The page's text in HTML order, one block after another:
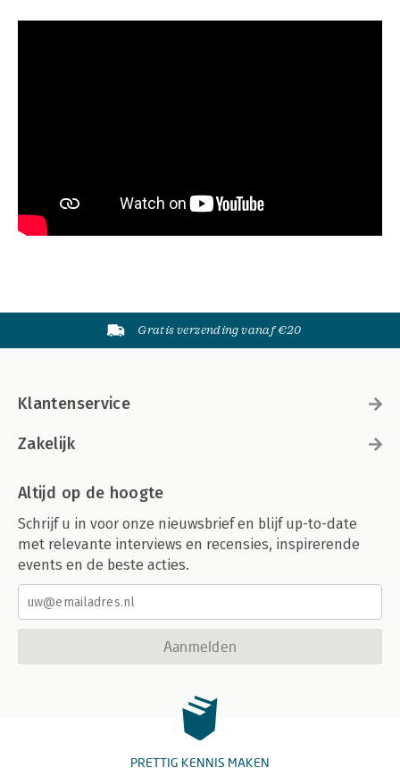
Gratis verzending vanaf €20
Klantenservice
Zakelijk
Altijd op de hoogte
Schrijf u in voor onze nieuwsbrief en blijf up-to-date
met relevante interviews en recensies, inspirerende
events en de beste acties.
Aanmelden
PRETTIG KENNIS MAKEN